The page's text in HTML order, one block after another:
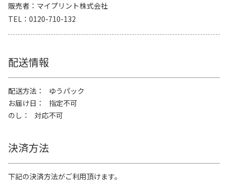
販売者
マイプリント株式会社
TEL
0120-710-132
配送情報
配送方法
ゆうパック
お届け日
指定不可
のし
対応不可
決済方法
下記の決済方法がご利用頂けます。